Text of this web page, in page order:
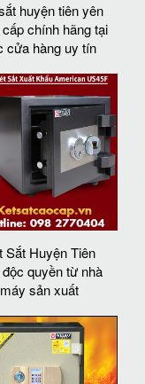
huyện tiên yên
chính hãng tại
cửa hàng uy tín
Sắt Huyện Tiên
quyền từ nhà
máy sản xuất